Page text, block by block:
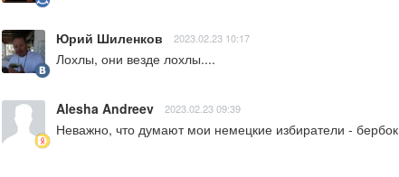
Юрий Шиленков 2023.02.23 10:17
Лохлы, они везде лохлы....
Alesha Andreev 2023.02.23 09:39
Неважно, что думают мои немецкие избиратели - бербок